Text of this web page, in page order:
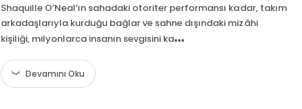
Shaquille O’Neal’ın sahadaki otoriter performansı kadar, takım
arkadaşlarıyla kurduğu bağlar ve sahne dışındaki mizâhi
kişiliği, milyonlarca insanın sevgisini ka...
Devamını Oku